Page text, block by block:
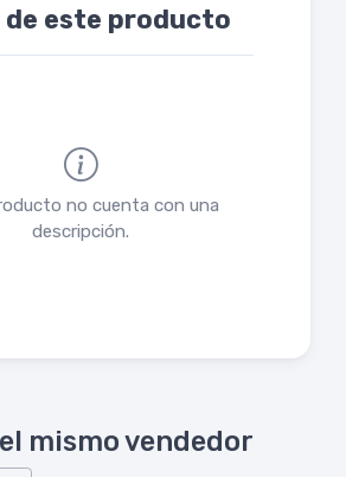
de este producto
no cuenta con una
descripción.
mismo vendedor